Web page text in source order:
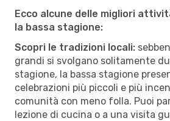
Ecco alcune delle migliori
la bassa stagione:
Scopri le tradizioni locali:
grandi si svolgano solitamente
stagione, la bassa stagione
celebrazioni più piccoli e più
comunità con meno folla. Puoi
lezione di cucina o a una visita